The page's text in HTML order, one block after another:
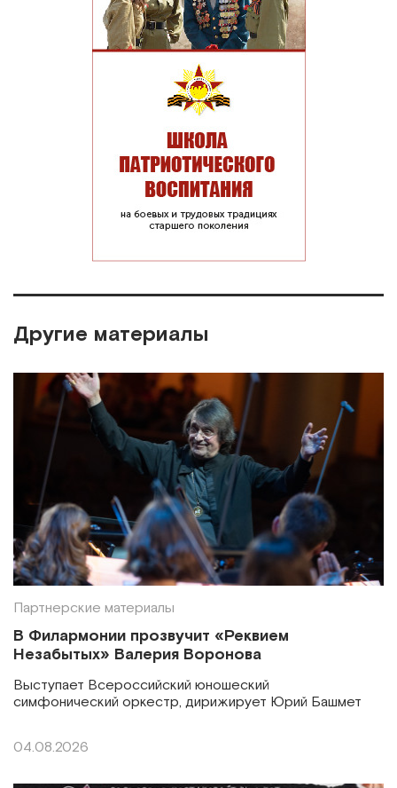
Другие материалы
Партнерские материалы
В Филармонии прозвучит «Реквием
Незабытых» Валерия Воронова
Выступает Всероссийский юношеский
симфонический оркестр, дирижирует Юрий Башмет
04.08.2026